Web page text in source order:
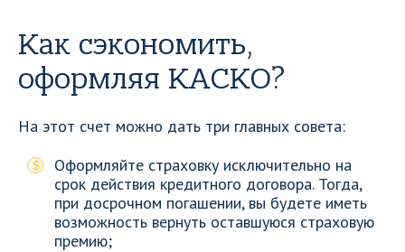
Как сэкономить,
оформляя КАСКО?
На этот счет можно дать три главных совета:
Оформляйте страховку исключительно на
срок действия кредитного договора. Тогда,
при досрочном погашении, вы будете иметь
возможность вернуть оставшуюся страховую
премию;